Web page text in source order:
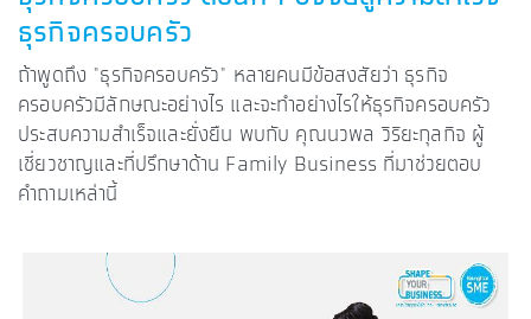
ธุรกิจครอบครัว
ถ้าพูดถึง "ธุรกิจครอบครัว" หลายคนมีข้อสงสัยว่า ธุรกิจ
ครอบครัวมีลักษณะอย่างไร และจะทำอย่างไรให้ธุรกิจครอบครัว
ประสบความสำเร็จและยั่งยืน พบกับ คุณนวพล วิริยะกุลกิจ ผู้
เชี่ยวชาญและที่ปรึกษาด้าน Family Business ที่มาช่วยตอบ
คำถามเหล่านี้